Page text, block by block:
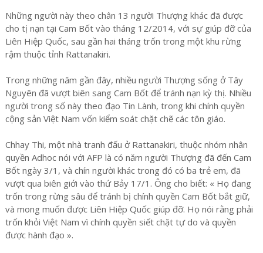
Những người này theo chân 13 người Thượng khác đã được
cho tị nạn tại Cam Bốt vào tháng 12/2014, với sự giúp đỡ của
Liên Hiệp Quốc, sau gần hai tháng trốn trong một khu rừng
rậm thuộc tỉnh Rattanakiri.
Trong những năm gần đây, nhiều người Thượng sống ở Tây
Nguyên đã vượt biên sang Cam Bốt để tránh nạn kỳ thị. Nhiều
người trong số này theo đạo Tin Lành, trong khi chính quyền
cộng sản Việt Nam vốn kiểm soát chặt chẽ các tôn giáo.
Chhay Thi, một nhà tranh đấu ở Rattanakiri, thuộc nhóm nhân
quyền Adhoc nói với AFP là có năm người Thượng đã đến Cam
Bốt ngày 3/1, và chín người khác trong đó có ba trẻ em, đã
vượt qua biên giới vào thứ Bảy 17/1. Ông cho biết: « Họ đang
trốn trong rừng sâu để tránh bị chính quyền Cam Bốt bắt giữ,
và mong muốn được Liên Hiệp Quốc giúp đỡ. Họ nói rằng phải
trốn khỏi Việt Nam vì chính quyền siết chặt tự do và quyền
được hành đạo ».